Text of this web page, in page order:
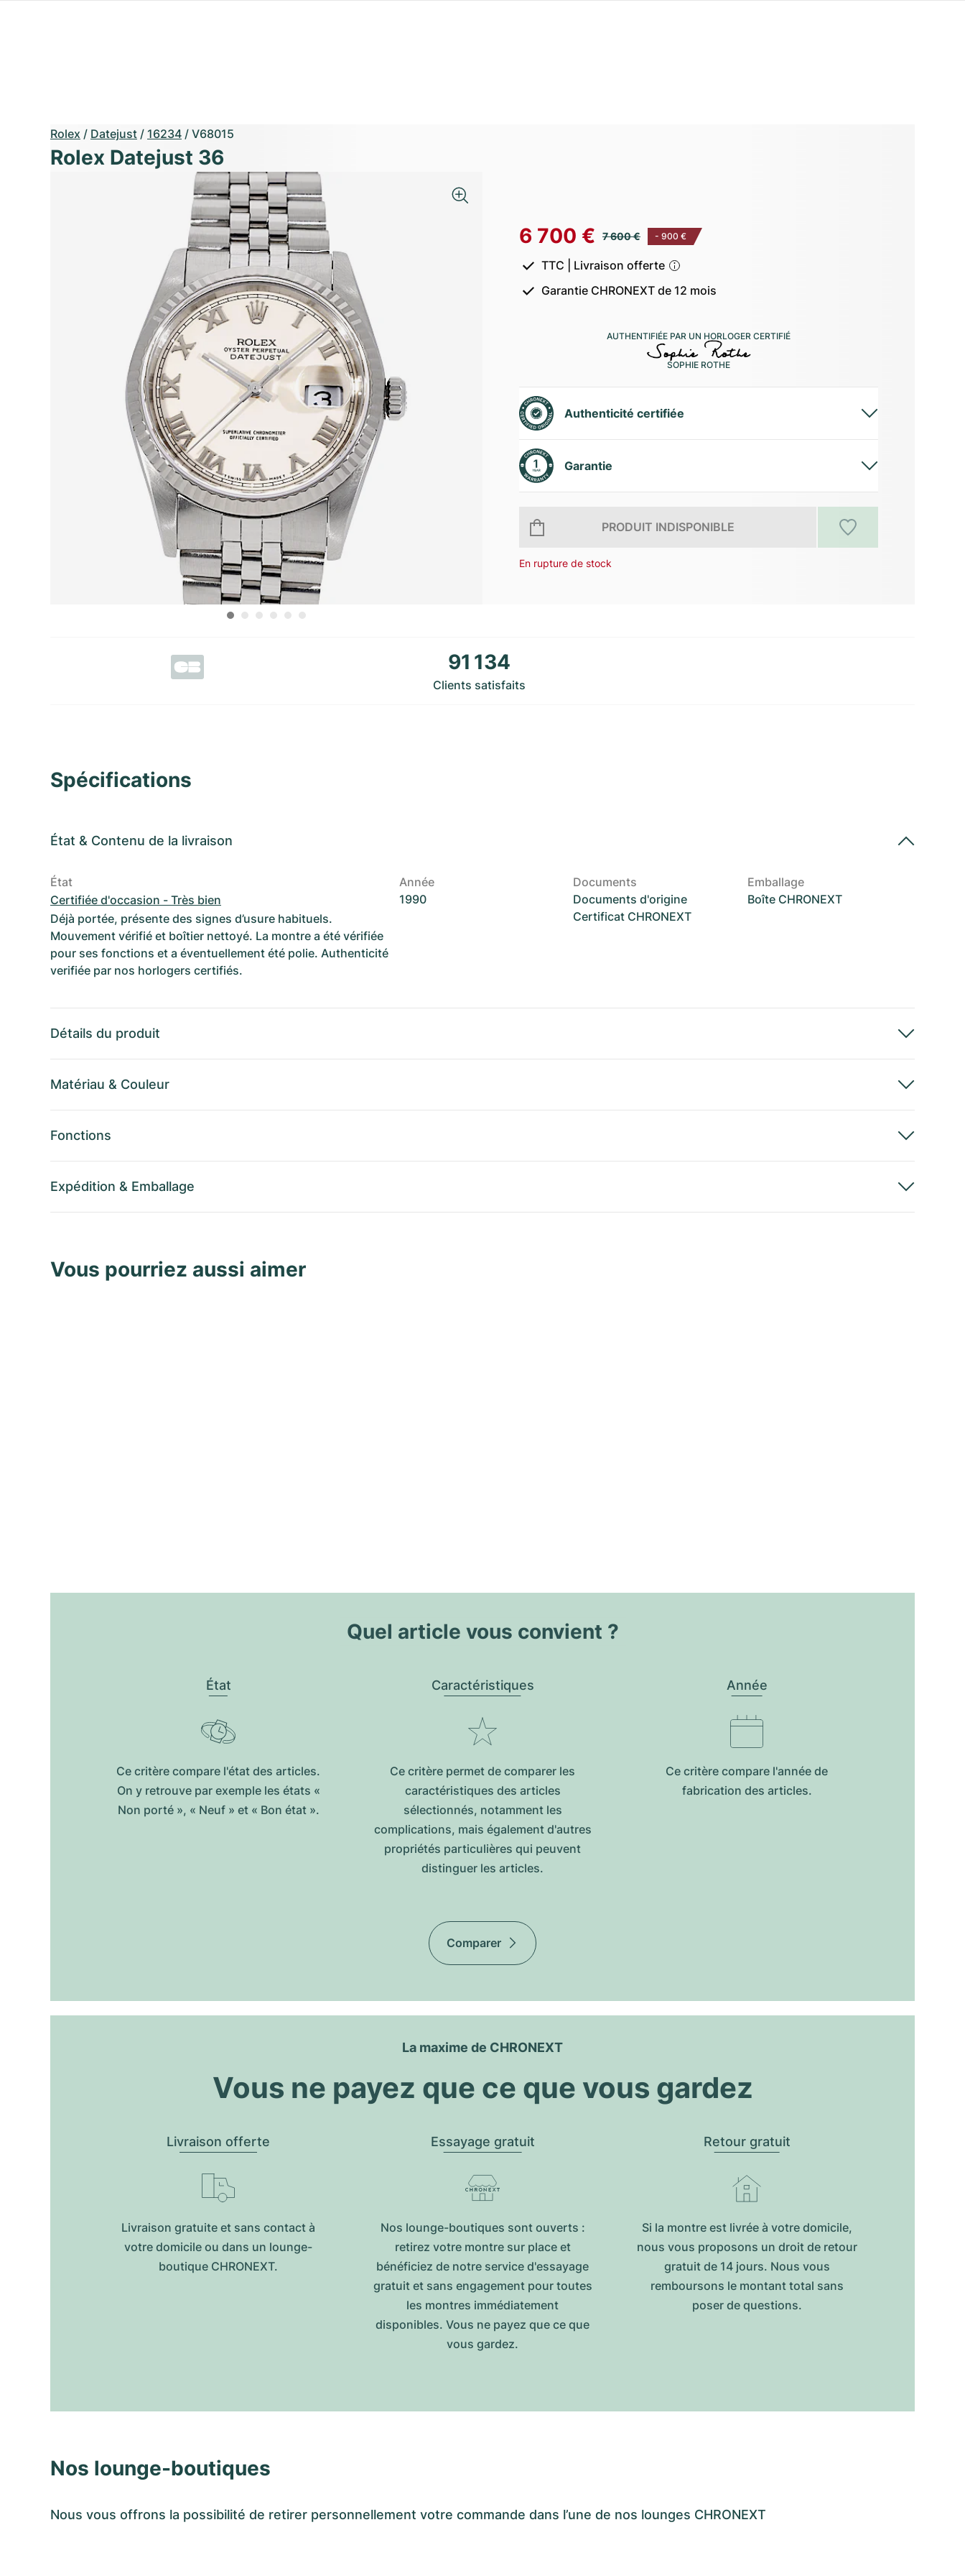
Rolex / Datejust / 16234 / V68015
Rolex Datejust 36
6 700 € 7 600 € - 900 €
TTC | Livraison offerte
Garantie CHRONEXT de 12 mois
AUTHENTIFIÉE PAR UN HORLOGER CERTIFIÉ
SOPHIE ROTHE
Authenticité certifiée
Garantie
PRODUIT INDISPONIBLE
En rupture de stock
91 134
Clients satisfaits
Spécifications
État & Contenu de la livraison
État
Certifiée d'occasion - Très bien
Déjà portée, présente des signes d’usure habituels.
Mouvement vérifié et boîtier nettoyé. La montre a été vérifiée
pour ses fonctions et a éventuellement été polie. Authenticité
verifiée par nos horlogers certifiés.
Année
1990
Documents
Documents d'origine
Certificat CHRONEXT
Emballage
Boîte CHRONEXT
Détails du produit
Matériau & Couleur
Fonctions
Expédition & Emballage
Vous pourriez aussi aimer
Quel article vous convient ?
État
Ce critère compare l'état des articles.
On y retrouve par exemple les états «
Non porté », « Neuf » et « Bon état ».
Caractéristiques
Ce critère permet de comparer les
caractéristiques des articles
sélectionnés, notamment les
complications, mais également d'autres
propriétés particulières qui peuvent
distinguer les articles.
Année
Ce critère compare l'année de
fabrication des articles.
Comparer
La maxime de CHRONEXT
Vous ne payez que ce que vous gardez
Livraison offerte
Livraison gratuite et sans contact à
votre domicile ou dans un lounge-
boutique CHRONEXT.
Essayage gratuit
Nos lounge-boutiques sont ouverts :
retirez votre montre sur place et
bénéficiez de notre service d'essayage
gratuit et sans engagement pour toutes
les montres immédiatement
disponibles. Vous ne payez que ce que
vous gardez.
Retour gratuit
Si la montre est livrée à votre domicile,
nous vous proposons un droit de retour
gratuit de 14 jours. Nous vous
remboursons le montant total sans
poser de questions.
Nos lounge-boutiques
Nous vous offrons la possibilité de retirer personnellement votre commande dans l’une de nos lounges CHRONEXT